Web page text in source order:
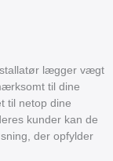
lægger vægt
til dine
til netop dine
kunder kan de
der opfylder